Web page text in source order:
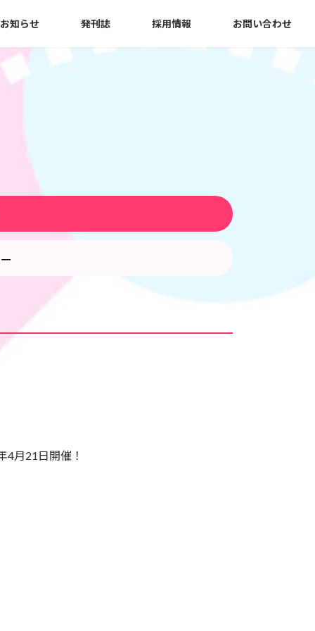
お知らせ 発刊誌 採用情報 お問い合わせ
4月21日開催！